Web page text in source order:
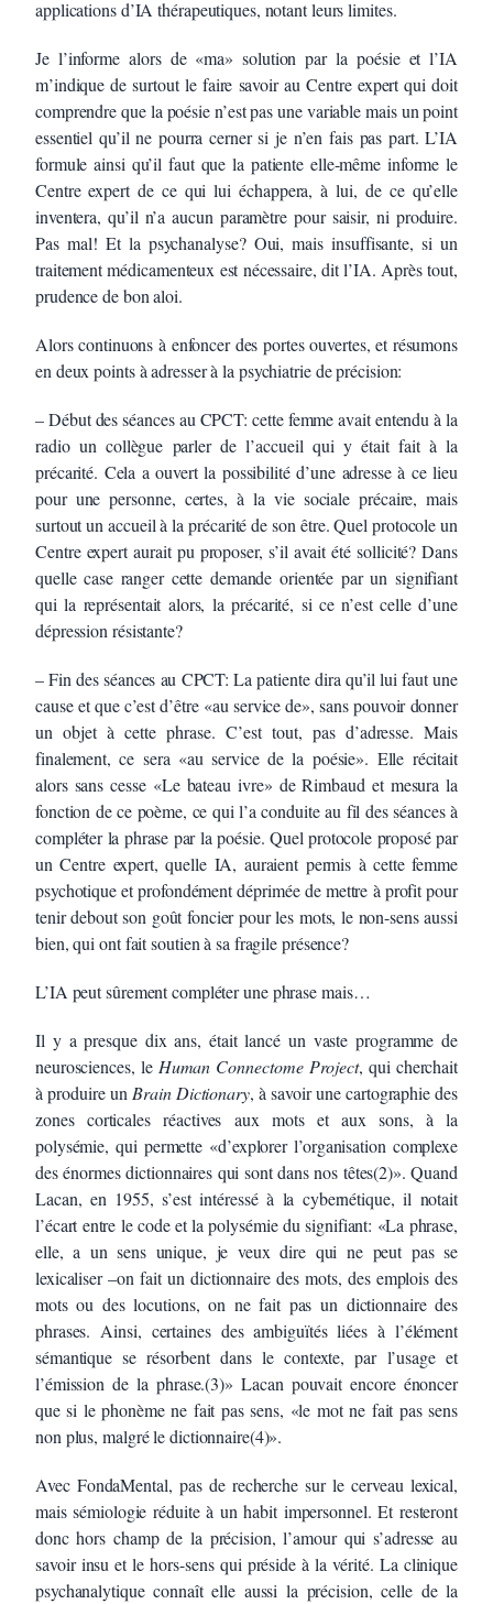
applications d’IA thérapeutiques, notant leurs limites.
Je l’informe alors de «ma» solution par la poésie et l’IA
m’indique de surtout le faire savoir au Centre expert qui doit
comprendre que la poésie n’est pas une variable mais un point
essentiel qu’il ne pourra cerner si je n’en fais pas part. L’IA
formule ainsi qu’il faut que la patiente elle-même informe le
Centre expert de ce qui lui échappera, à lui, de ce qu’elle
inventera, qu’il n’a aucun paramètre pour saisir, ni produire.
Pas mal! Et la psychanalyse? Oui, mais insuffisante, si un
traitement médicamenteux est nécessaire, dit l’IA. Après tout,
prudence de bon aloi.
Alors continuons à enfoncer des portes ouvertes, et résumons
en deux points à adresser à la psychiatrie de précision:
– Début des séances au CPCT: cette femme avait entendu à la
radio un collègue parler de l’accueil qui y était fait à la
précarité. Cela a ouvert la possibilité d’une adresse à ce lieu
pour une personne, certes, à la vie sociale précaire, mais
surtout un accueil à la précarité de son être. Quel protocole un
Centre expert aurait pu proposer, s’il avait été sollicité? Dans
quelle case ranger cette demande orientée par un signifiant
qui la représentait alors, la précarité, si ce n’est celle d’une
dépression résistante?
– Fin des séances au CPCT: La patiente dira qu’il lui faut une
cause et que c’est d’être «au service de», sans pouvoir donner
un objet à cette phrase. C’est tout, pas d’adresse. Mais
finalement, ce sera «au service de la poésie». Elle récitait
alors sans cesse «Le bateau ivre» de Rimbaud et mesura la
fonction de ce poème, ce qui l’a conduite au fil des séances à
compléter la phrase par la poésie. Quel protocole proposé par
un Centre expert, quelle IA, auraient permis à cette femme
psychotique et profondément déprimée de mettre à profit pour
tenir debout son goût foncier pour les mots, le non-sens aussi
bien, qui ont fait soutien à sa fragile présence?
L’IA peut sûrement compléter une phrase mais…
Il y a presque dix ans, était lancé un vaste programme de
neurosciences, le Human Connectome Project, qui cherchait
à produire unBrain Dictionary, à savoir une cartographie des
zones corticales réactives aux mots et aux sons, à la
polysémie, qui permette «d’explorer l’organisation complexe
des énormes dictionnaires qui sont dans nos têtes(2)». Quand
Lacan, en 1955, s’est intéressé à la cybernétique, il notait
l’écart entre le code et la polysémie du signifiant: «La phrase,
elle, a un sens unique, je veux dire qui ne peut pas se
lexicaliser –on fait un dictionnaire des mots, des emplois des
mots ou des locutions, on ne fait pas un dictionnaire des
phrases. Ainsi, certaines des ambiguïtés liées à l’élément
sémantique se résorbent dans le contexte, par l’usage et
l’émission de la phrase.(3)» Lacan pouvait encore énoncer
que si le phonème ne fait pas sens, «le mot ne fait pas sens
non plus, malgré le dictionnaire(4)».
Avec FondaMental, pas de recherche sur le cerveau lexical,
mais sémiologie réduite à un habit impersonnel. Et resteront
donc hors champ de la précision, l’amour qui s’adresse au
savoir insu et le hors-sens qui préside à la vérité. La clinique
psychanalytique connaît elle aussi la précision, celle de la